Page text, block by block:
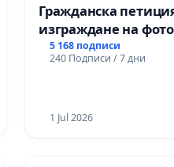
Гражданска
изграждане на
парк в с.Прибой,
5 168 подписи
240 Подписи / 7 дни
1 Jul 2026